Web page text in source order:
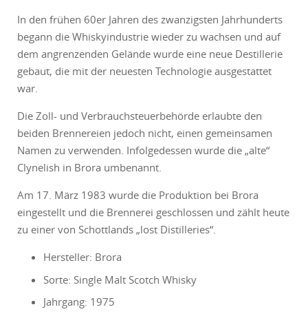
In den frühen 60er Jahren des zwanzigsten Jahrhunderts
begann die Whiskyindustrie wieder zu wachsen und auf
dem angrenzenden Gelände wurde eine neue Destillerie
gebaut, die mit der neuesten Technologie ausgestattet
war.
Die Zoll- und Verbrauchsteuerbehörde erlaubte den
beiden Brennereien jedoch nicht, einen gemeinsamen
Namen zu verwenden. Infolgedessen wurde die „alte“
Clynelish in Brora umbenannt.
Am 17. März 1983 wurde die Produktion bei Brora
eingestellt und die Brennerei geschlossen und zählt heute
zu einer von Schottlands „lost Distilleries“.
Hersteller: Brora
Sorte: Single Malt Scotch Whisky
Jahrgang: 1975